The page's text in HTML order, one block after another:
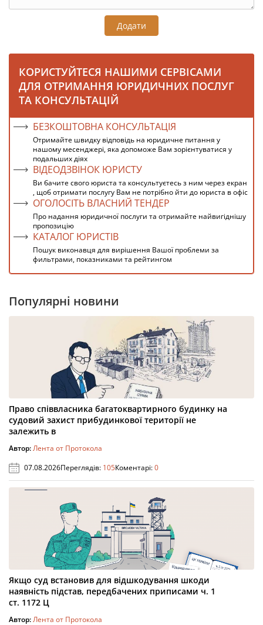
Додати
КОРИСТУЙТЕСЯ НАШИМИ СЕРВІСАМИ
ДЛЯ ОТРИМАННЯ ЮРИДИЧНИХ ПОСЛУГ
ТА КОНСУЛЬТАЦІЙ
БЕЗКОШТОВНА КОНСУЛЬТАЦІЯ
Отримайте швидку відповідь на юридичне питання у
нашому месенджері, яка допоможе Вам зорієнтуватися у
подальших діях
ВІДЕОДЗВІНОК ЮРИСТУ
Ви бачите свого юриста та консультуєтесь з ним через екран
, щоб отримати послугу Вам не потрібно йти до юриста в офіс
ОГОЛОСІТЬ ВЛАСНИЙ ТЕНДЕР
Про надання юридичної послуги та отримайте найвигіднішу
пропозицію
КАТАЛОГ ЮРИСТІВ
Пошук виконавця для вирішення Вашої проблеми за
фильтрами, показниками та рейтингом
Популярні новини
Право співвласника багатоквартирного будинку на
судовий захист прибудинкової території не
залежить в
Автор:Лента от Протокола
07.08.2026Переглядів: 105Коментарі:0
Якщо суд встановив для відшкодування шкоди
наявність підстав, передбачених приписами ч. 1
ст. 1172 Ц
Автор:Лента от Протокола